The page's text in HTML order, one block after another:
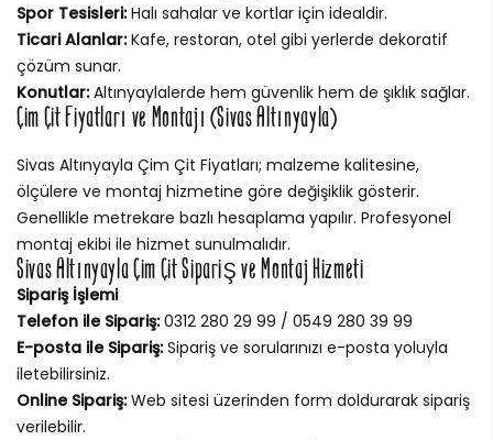
Spor Tesisleri:Halı sahalar ve kortlar için idealdir.
Ticari Alanlar:Kafe, restoran, otel gibi yerlerde dekoratif
çözüm sunar.
Konutlar:Altınyaylalerde hem güvenlik hem de şıklık sağlar.
Çim Çit Fiyatları ve Montajı (Sivas Altınyayla)
Sivas Altınyayla Çim Çit Fiyatları; malzeme kalitesine,
ölçülere ve montaj hizmetine göre değişiklik gösterir.
Genellikle metrekare bazlı hesaplama yapılır. Profesyonel
montaj ekibi ile hizmet sunulmalıdır.
Sivas Altınyayla Çim Çit Sipariş ve Montaj Hizmeti
Sipariş İşlemi
Telefon ile Sipariş:0312 280 29 99 / 0549 280 39 99
E-posta ile Sipariş:Sipariş ve sorularınızı e-posta yoluyla
iletebilirsiniz.
Online Sipariş:Web sitesi üzerinden form doldurarak sipariş
verilebilir.